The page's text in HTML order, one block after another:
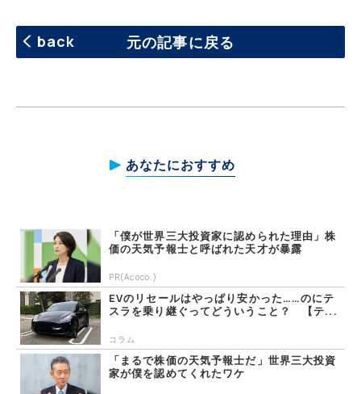
back 元の記事に戻る
あなたにおすすめ
「僕が世界三大投資家に認められた理由」株
価の天気予報士と呼ばれた天才が暴露
PR(Acoco.)
EVのリセールはやっぱり安かった……のにテ
スラを乗り継ぐってどういうこと？ 【テ...
コラム
「まるで株価の天気予報士だ」世界三大投資
家が僕を認めてくれたワケ